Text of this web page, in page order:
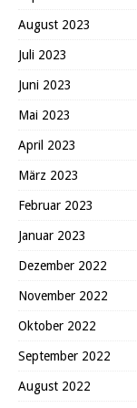
August 2023
Juli 2023
Juni 2023
Mai 2023
April 2023
März 2023
Februar 2023
Januar 2023
Dezember 2022
November 2022
Oktober 2022
September 2022
August 2022